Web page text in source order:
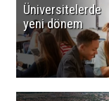
Üniversitelerde
yeni dönem